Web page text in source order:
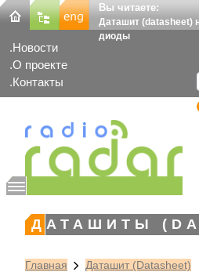
Вы читаете:
Даташит (datasheet)
диоды
Новости
О проекте
Контакты
ДАТАШИТЫ
Главная Даташит (Datasheet)